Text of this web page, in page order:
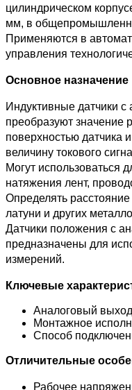
цилиндрическом
мм, в
Применяются в
управления
Основное назначение
Индуктивные датчики
преобразуют значение
поверхностью датчика
величину токового
Могут использоваться
натяжения лент,
Определять
латуни и других
Датчики положения с
предназначены для
измерений.
Ключевые
Аналоговый
Монтажное
Способ
Отличительные
Рабочее